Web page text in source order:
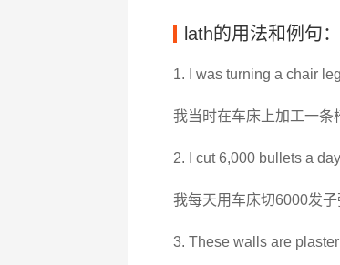
lath的用法和例句：
1. I was turning a chair
我当时在车床上加工一条
2. I cut 6,000 bullets a
我每天用车床切6000发子
3. These walls are